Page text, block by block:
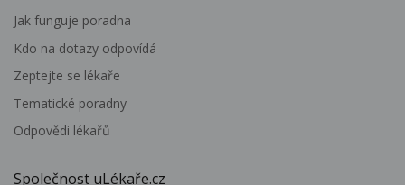
Jak funguje poradna
Kdo na dotazy odpovídá
Zeptejte se lékaře
Tematické poradny
Odpovědi lékařů
Společnost uLékaře.cz